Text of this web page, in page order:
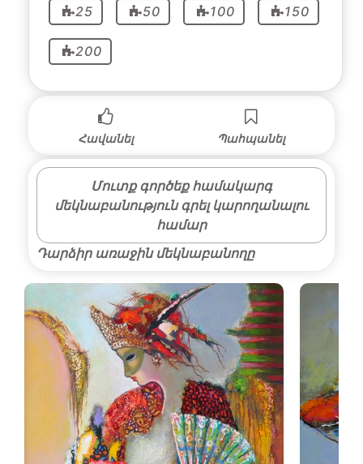
25 50 100 150
200
Հավանել Պահպանել
Մուտք գործեք համակարգ
մեկնաբանություն գրել կարողանալու
համար
Դարձիր առաջին մեկնաբանողը